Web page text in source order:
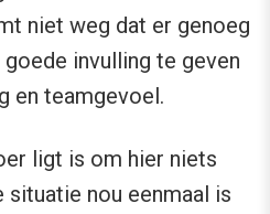
niet weg dat er genoeg
invulling te geven
en teamgevoel.
ligt is om hier niets
situatie nou eenmaal is